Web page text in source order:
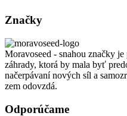
Značky
Moravoseed - snahou značky
záhrady, ktorá by mala byť
načerpávaní nových síl a
zem odovzdá.
Odporúčame